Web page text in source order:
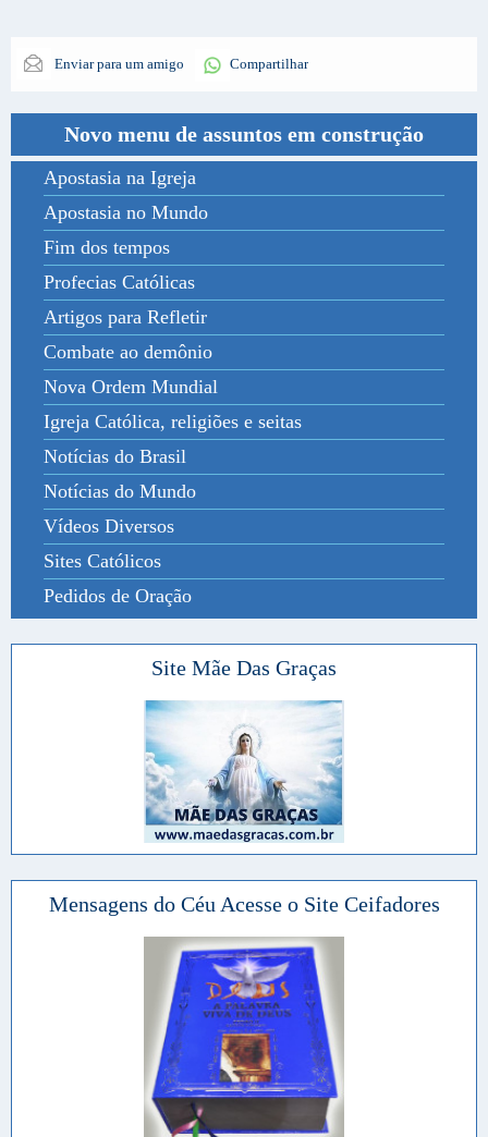
Enviar para um amigo Compartilhar
Novo menu de assuntos em construção
Apostasia na Igreja
Apostasia no Mundo
Fim dos tempos
Profecias Católicas
Artigos para Refletir
Combate ao demônio
Nova Ordem Mundial
Igreja Católica, religiões e seitas
Notícias do Brasil
Notícias do Mundo
Vídeos Diversos
Sites Católicos
Pedidos de Oração
Site Mãe Das Graças
Mensagens do Céu Acesse o Site Ceifadores